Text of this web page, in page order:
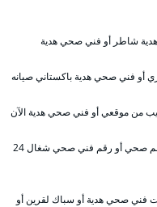
شاطر أو فني صحي هدية
فني صحي هدية باكستاني صيانه
من موقعي أو فني صحي هدية الآن
سباك صحي تسليك مجاري الرقم فني صحي أو معلم صحي أو رقم فني صحي شغال 24
صحي هدية أو سباك لقرين أو